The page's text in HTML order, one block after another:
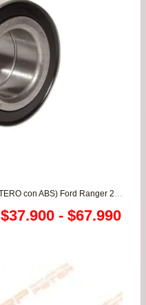
Rodamiento de rueda maza (DELANTERO con ABS) Ford Ranger 2.5 / Mazda B2500 – BT50 2.5
$37.900 - $67.990